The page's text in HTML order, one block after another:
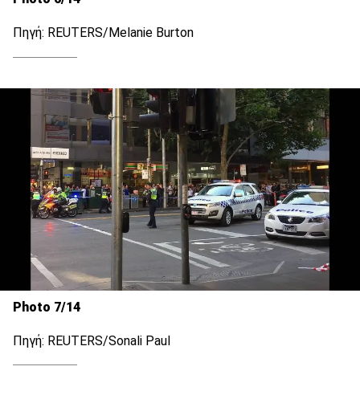
Πηγή: REUTERS/Melanie Burton
Photo 7/14
Πηγή: REUTERS/Sonali Paul